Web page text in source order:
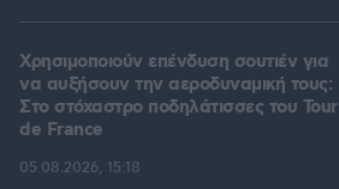
Χρησιμοποιούν επένδυση σουτιέν για
να αυξήσουν την αεροδυναμική τους:
Στο στόχαστρο ποδηλάτισσες του Tour
de France
05.08.2026, 15:18